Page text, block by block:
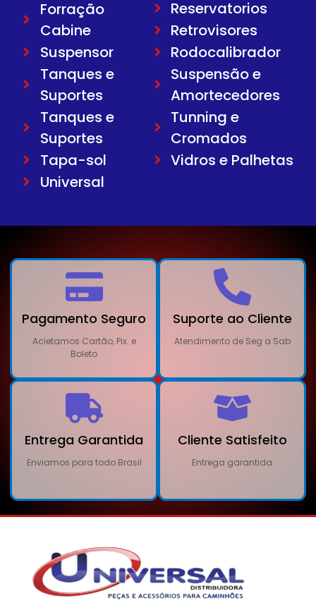
Forração
Cabine
Suspensor
Tanques e
Suportes
Tanques e
Suportes
Tapa-sol
Universal
Reservatorios
Retrovisores
Rodocalibrador
Suspensão e
Amortecedores
Tunning e
Cromados
Vidros e Palhetas
Pagamento Seguro
Acietamos Cartão, Pix. e
Boleto
Suporte ao Cliente
Atendimento de Seg a Sab
Entrega Garantida
Enviamos para todo Brasil
Cliente Satisfeito
Entrega garantida